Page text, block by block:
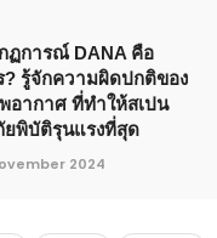
ฏการณ์ DANA คือ
? รู้จักความผิดปกติของ
อากาศ ที่ทำให้สเปน
ยพิบัติรุนแรงที่สุด
2024